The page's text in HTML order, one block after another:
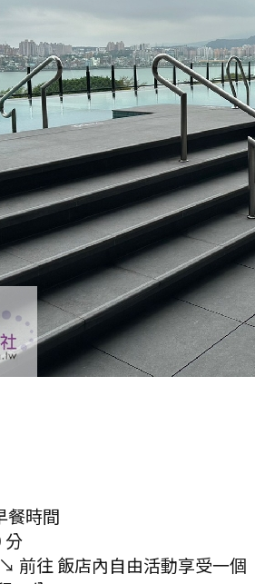
餐時間
分
↘ 前往 飯店內自由活動享受一個